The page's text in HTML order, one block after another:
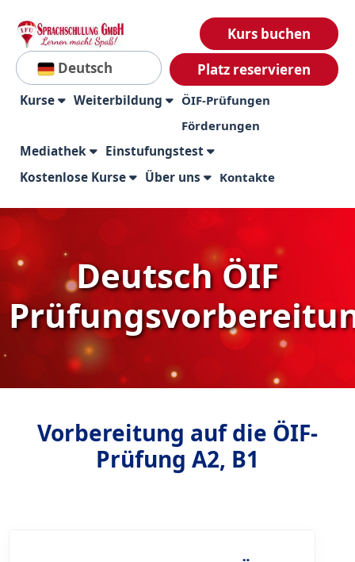
Deutsch
Kurs buchen
Platz reservieren
Kurse Weiterbildung
ÖIF-Prüfungen
Förderungen
Mediathek
Einstufungstest
Kostenlose Kurse
Über uns Kontakte
Deutsch ÖIF
Vorbereitung auf die ÖIF-
Prüfung A2, B1